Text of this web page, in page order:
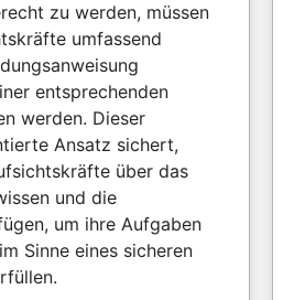
zu werden, müssen
umfassend
entsprechenden
werden. Dieser
Ansatz sichert,
über das
und die
um ihre Aufgaben
Sinne eines sicheren